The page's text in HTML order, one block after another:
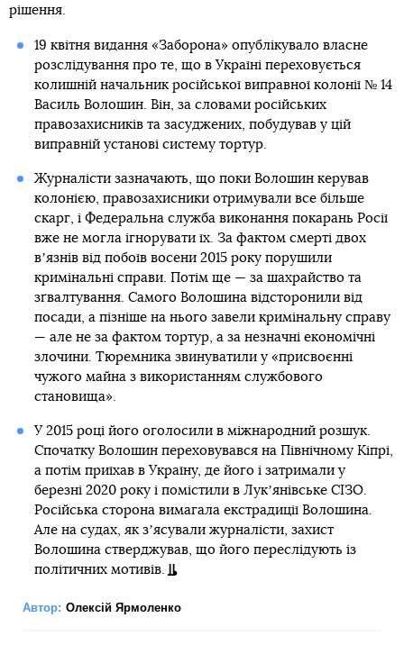
рішення.
19 квітня видання «Заборона» опублікувало власне
розслідування про те, що в Україні переховується
колишній начальник російської виправної колонії № 14
Василь Волошин. Він, за словами російських
правозахисників та засуджених, побудував у цій
виправній установі систему тортур.
Журналісти зазначають, що поки Волошин керував
колонією, правозахисники отримували все більше
скарг, і Федеральна служба виконання покарань Росії
вже не могла ігнорувати їх. За фактом смерті двох
вʼязнів від побоїв восени 2015 року порушили
кримінальні справи. Потім ще — за шахрайство та
зґвалтування. Самого Волошина відсторонили від
посади, а пізніше на нього завели кримінальну справу
— але не за фактом тортур, а за незначні економічні
злочини. Тюремника звинуватили у «присвоєнні
чужого майна з використанням службового
становища».
У 2015 році його оголосили в міжнародний розшук.
Спочатку Волошин переховувався на Північному Кіпрі,
а потім приїхав в Україну, де його і затримали у
березні 2020 року і помістили в Лукʼянівське СІЗО.
Російська сторона вимагала екстрадиції Волошина.
Але на судах, як зʼясували журналісти, захист
Волошина стверджував, що його переслідують із
політичних мотивів.
Автор: Олексій Ярмоленко